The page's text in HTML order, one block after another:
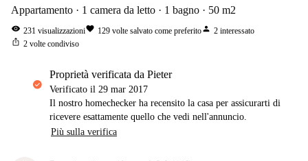
Appartamento 1 camera da letto 1 bagno 50 m2
visibility 231 visualizzazionifavorite 129 volte salvato come preferitoperson 2 interessato
ios_share 2 volte condiviso
proprietà verificata da Pieter
Verificato il 29 mar 2017
Il nostro homechecker ha recensito la casa per assicurarti di
ricevere esattamente quello che vedi nell'annuncio.
Più sulla verifica